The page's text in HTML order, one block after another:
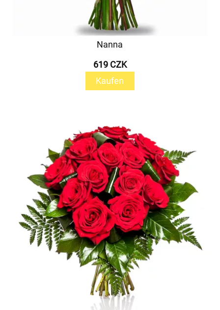
Nanna
619 CZK
Kaufen